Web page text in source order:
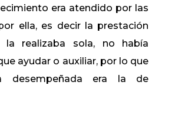
era atendido por las
ella, es decir la prestación
la realizaba sola, no había
ayudar o auxiliar, por lo que
desempeñada era la de